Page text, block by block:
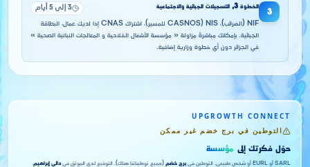
3
الخطوة 3
, التسجيلات الجبائية والاجتماعية 3 إلى 5 أيام
NIF (الضرائب)، NIS (CASNOS للمسير)، اشتراك CNAS إذا لديك عمال، البطاقة
الجبائية. بإمكانك مباشرةً مزاولة « مؤسسة الأشغال الفلاحية و المعالجات النباتية الصحية »
في الجزائر دون أي خطوة وزارية إضافية.
UPGROWTH CONNECT
التوطين في برج خضم غير ممكن
حوّل فكرتك إلى مؤسسة
SARL أو EURL أو شخص طبيعي. التوطين في برج خضم (جميع توطيناتنا هناك). التوقيع لدى الموثق فيدالي إبراهيم.